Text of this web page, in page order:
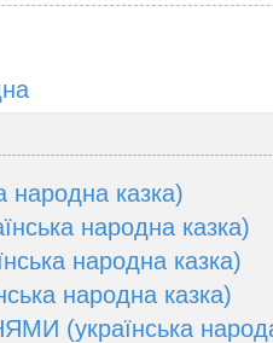
казка)
народна казка)
народна казка)
народна казка)
(українська